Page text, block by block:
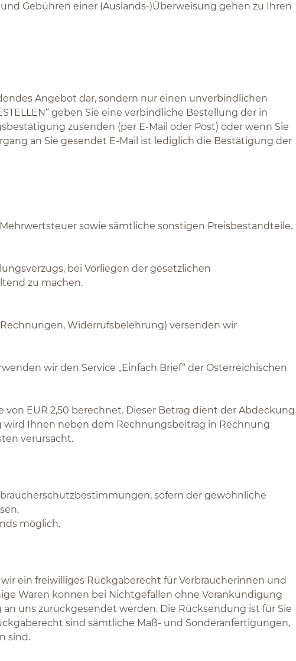
Gebühren einer (Auslands-)Überweisung gehen zu Ihren
Angebot dar, sondern nur einen unverbindlichen
geben Sie eine verbindliche Bestellung der in
zusenden (per E-Mail oder Post) oder wenn Sie
an Sie gesendet E-Mail ist lediglich die Bestätigung der
sowie sämtliche sonstigen Preisbestandteile.
bei Vorliegen der gesetzlichen
zu machen.
Widerrufsbelehrung) versenden wir
wir den Service „Einfach Brief“ der Österreichischen
EUR 2,50 berechnet. Dieser Betrag dient der Abdeckung
Ihnen neben dem Rechnungsbeitrag in Rechnung
verursacht.
sofern der gewöhnliche
möglich.
ein freiwilliges Rückgaberecht für Verbraucherinnen und
Waren können bei Nichtgefallen ohne Vorankündigung
uns zurückgesendet werden. Die Rücksendung ist für Sie
sind sämtliche Maß- und Sonderanfertigungen,
sind.